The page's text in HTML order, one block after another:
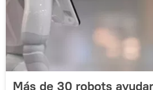
Más de 30 robots